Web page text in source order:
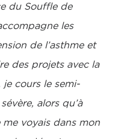
du Souffle de
les
de l’asthme et
des projets avec la
je cours le semi-
alors qu’à
me voyais dans mon